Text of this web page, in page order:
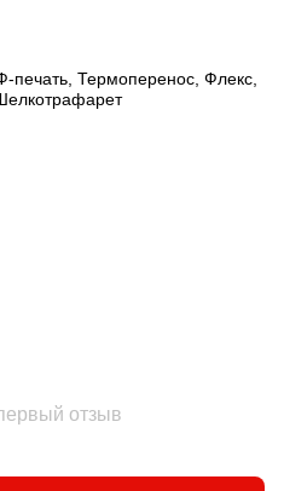
печать, Термоперенос, Флекс,
отзыв